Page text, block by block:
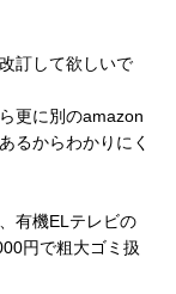
訂して欲しいで
更に別のamazon
るからわかりにく
有機ELテレビの
円で粗大ゴミ扱